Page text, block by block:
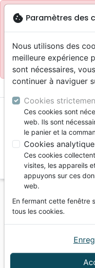
blockSite réservé aux
Accès pour les
Site pour le grand
menu
Vous ne pouvez pas
depuis votre pays
Am Anfang war der
cookie Paramètres des
Nous utilisons des
meilleure expérience
sont nécessaires,
continuer à naviguer
Cookies
Ces cookies sont
web. Ils sont
le panier et la
Cookies
Ces cookies
visites, les appareils
appuyons sur ces
web.
En fermant cette fenêtre
tous les cookies.